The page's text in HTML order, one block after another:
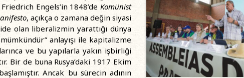
Engels’in 1848’de Komünist
, açıkça o zamana değin siyasi
olan liberalizmin yarattığı dünya
anlayışı ile kapitalizme
ve bu yapılarla yakın işbirliği
Bir de buna Rusya’daki 1917 Ekim
Ancak bu sürecin adının